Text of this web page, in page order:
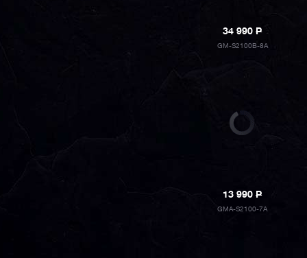
34 990P
GM-S2100B-8A
13 990P
GMA-S2100-7A